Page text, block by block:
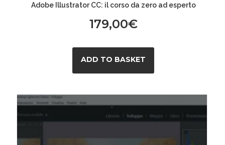
Adobe Illustrator CC: il corso da zero ad esperto
179,00€
ADD TO BASKET